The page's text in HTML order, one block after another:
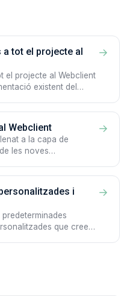
tot el projecte al
el projecte al Webclient
existent del
→
Webclient
a la capa de
les noves
→
i
que crees
→